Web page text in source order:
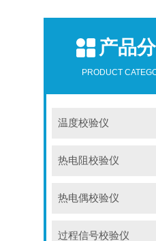
产品
PRODUCT
温度校验仪
热电阻校验仪
热电偶校验仪
过程信号校验仪